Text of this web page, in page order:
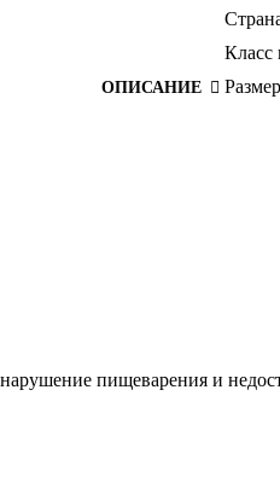
ОПИСАНИЕ
Класс
пищеварения и